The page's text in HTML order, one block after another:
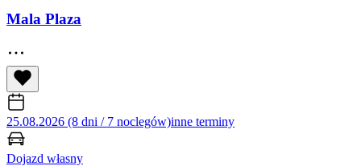
Mala Plaza
25.08.2026 (8 dni / 7 noclegów)inne terminy
Dojazd własny